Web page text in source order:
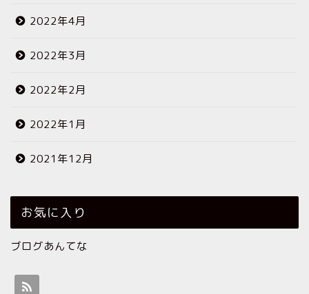
2022年4月
2022年3月
2022年2月
2022年1月
2021年12月
お気に入り
ブログあんてな